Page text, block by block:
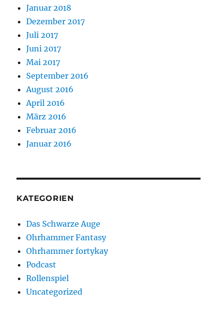
Januar 2018
Dezember 2017
Juli 2017
Juni 2017
Mai 2017
September 2016
August 2016
April 2016
März 2016
Februar 2016
Januar 2016
KATEGORIEN
Das Schwarze Auge
Ohrhammer Fantasy
Ohrhammer fortykay
Podcast
Rollenspiel
Uncategorized